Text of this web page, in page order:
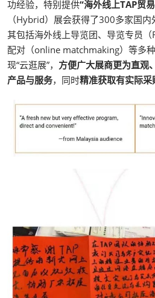
功经验，特别提供“海外线上TAP贸
（Hybrid）展会获得了300多家国内
其包括海外线上导览团、导览专员
配对（online matchmaking）等多
现“云逛展”， 方便广大展商更为直观
产品与服务，同时精准获取有实际